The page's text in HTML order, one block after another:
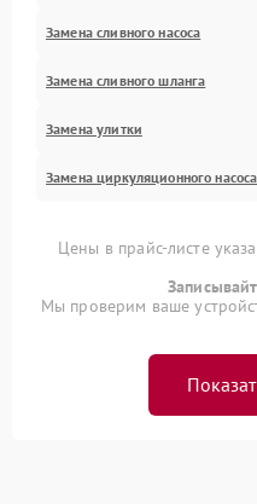
Замена сливного насоса
Замена сливного шланга
Замена улитки
Замена циркуляционного насоса
Цены в прайс-листе
Мы проверим ваше